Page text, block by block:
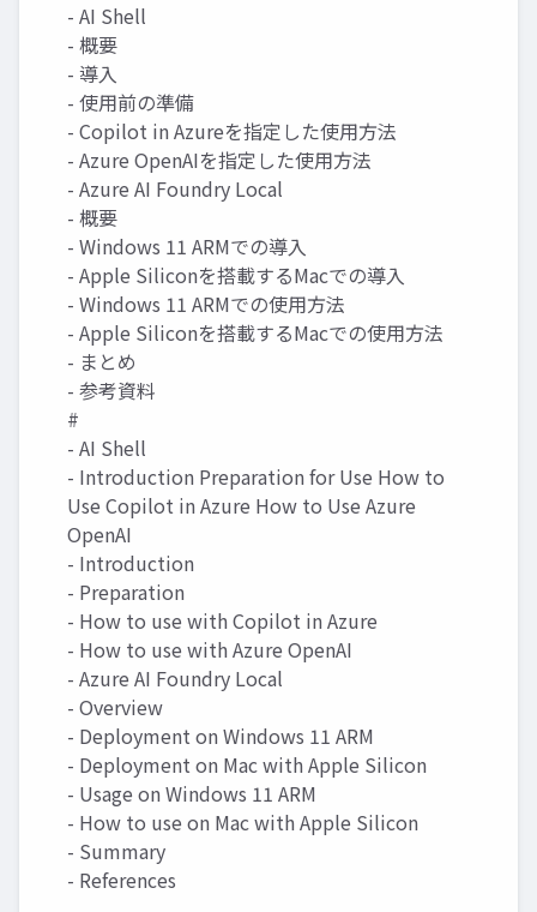
- AI Shell
- 概要
- 導入
- 使用前の準備
- Copilot in Azureを指定した使用方法
- Azure OpenAIを指定した使用方法
- Azure AI Foundry Local
- 概要
- Windows 11 ARMでの導入
- Apple Siliconを搭載するMacでの導入
- Windows 11 ARMでの使用方法
- Apple Siliconを搭載するMacでの使用方法
- まとめ
- 参考資料
#
- AI Shell
- Introduction Preparation for Use How to
Use Copilot in Azure How to Use Azure
OpenAI
- Introduction
- Preparation
- How to use with Copilot in Azure
- How to use with Azure OpenAI
- Azure AI Foundry Local
- Overview
- Deployment on Windows 11 ARM
- Deployment on Mac with Apple Silicon
- Usage on Windows 11 ARM
- How to use on Mac with Apple Silicon
- Summary
- References